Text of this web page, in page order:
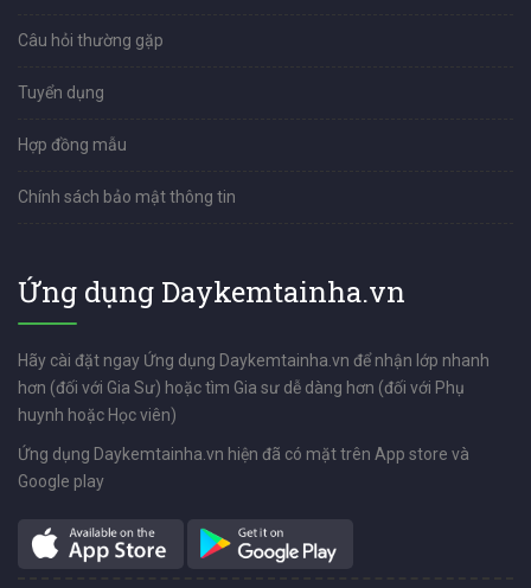
Câu hỏi thường gặp
Tuyển dụng
Hợp đồng mẫu
Chính sách bảo mật thông tin
Ứng dụng Daykemtainha.vn
Hãy cài đặt ngay Ứng dụng Daykemtainha.vn để nhận lớp nhanh
hơn (đối với Gia Sư) hoặc tìm Gia sư dễ dàng hơn (đối với Phụ
huynh hoặc Học viên)
Ứng dụng Daykemtainha.vn hiện đã có mặt trên App store và
Google play